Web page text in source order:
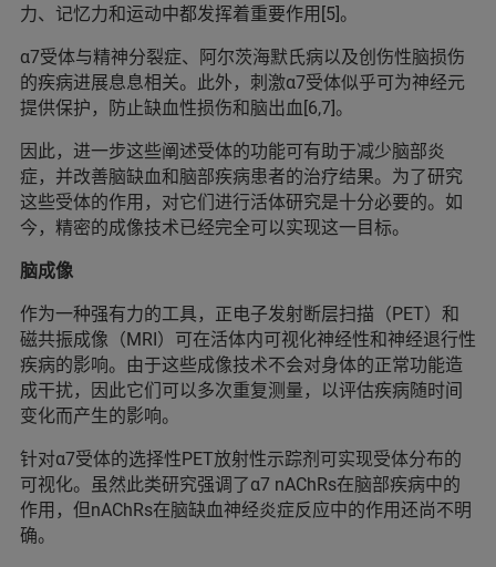
力、记忆力和运动中都发挥着重要作用[5]。
α7受体与精神分裂症、阿尔茨海默氏病以及创伤性脑损伤
的疾病进展息息相关。此外，刺激α7受体似乎可为神经元
提供保护，防止缺血性损伤和脑出血[6,7]。
因此，进一步这些阐述受体的功能可有助于减少脑部炎
症，并改善脑缺血和脑部疾病患者的治疗结果。为了研究
这些受体的作用，对它们进行活体研究是十分必要的。如
今，精密的成像技术已经完全可以实现这一目标。
脑成像
作为一种强有力的工具，正电子发射断层扫描（PET）和
磁共振成像（MRI）可在活体内可视化神经性和神经退行性
疾病的影响。由于这些成像技术不会对身体的正常功能造
成干扰，因此它们可以多次重复测量，以评估疾病随时间
变化而产生的影响。
针对α7受体的选择性PET放射性示踪剂可实现受体分布的
可视化。虽然此类研究强调了α7 nAChRs在脑部疾病中的
作用，但nAChRs在脑缺血神经炎症反应中的作用还尚不明
确。